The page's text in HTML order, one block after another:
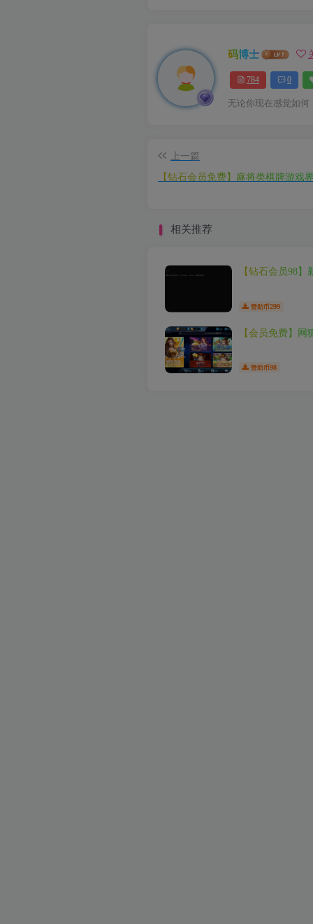
码博士
784 0
无论你现在感觉如
上一篇
【钻石会员免费】麻将类棋牌游戏
相关推荐
【钻石会员98
赞助币299
【会员免费】
赞助币98